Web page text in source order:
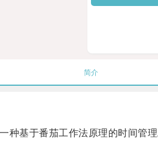
简介
基于番茄工作法原理的时间管理